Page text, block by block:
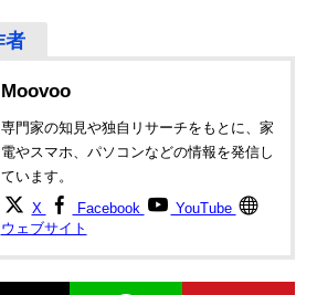
Moovoo
専門家の知見や独自リサーチをもとに、家
電やスマホ、パソコンなどの情報を発信し
ています。
X Facebook
YouTube
ウェブサイト